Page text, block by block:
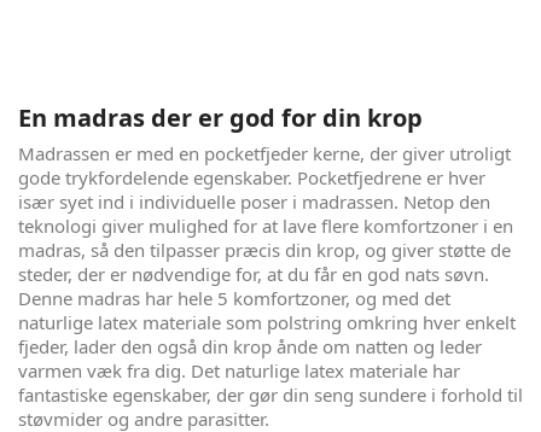
En madras der er god for din krop
Madrassen er med en pocketfjeder kerne, der giver utroligt
gode trykfordelende egenskaber. Pocketfjedrene er hver
især syet ind i individuelle poser i madrassen. Netop den
teknologi giver mulighed for at lave flere komfortzoner i en
madras, så den tilpasser præcis din krop, og giver støtte de
steder, der er nødvendige for, at du får en god nats søvn.
Denne madras har hele 5 komfortzoner, og med det
naturlige latex materiale som polstring omkring hver enkelt
fjeder, lader den også din krop ånde om natten og leder
varmen væk fra dig. Det naturlige latex materiale har
fantastiske egenskaber, der gør din seng sundere i forhold til
støvmider og andre parasitter.